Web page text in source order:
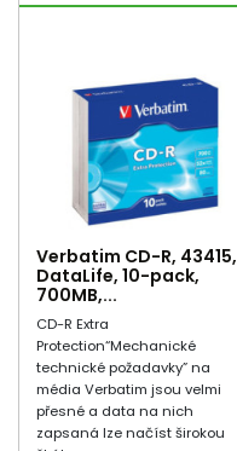
Verbatim CD-R, 43415,
DataLife, 10-pack,
700MB,...
CD-R Extra
Protection“Mechanické
technické požadavky” na
média Verbatim jsou velmi
přesné a data na nich
zapsaná lze načíst širokou